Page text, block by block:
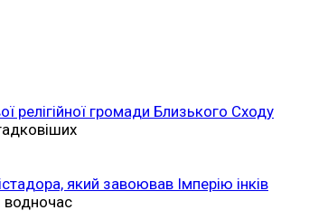
релігійної громади Близького Сходу
який завоював Імперію інків
водночас